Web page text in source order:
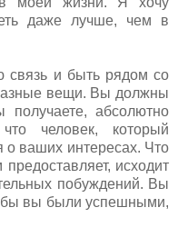
даже лучше, чем в
связь и быть рядом со
вещи. Вы должны
получаете, абсолютно
человек, который
о ваших интересах. Что
исходит
побуждений. Вы
вы были успешными,